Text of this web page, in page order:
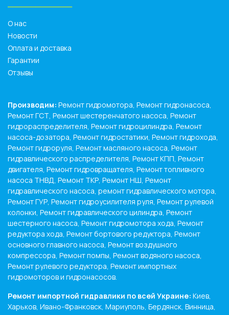
О нас
Новости
Оплата и доставка
Гарантии
Отзывы
Производим: Ремонт гидромотора, Ремонт гидронасоса,
Ремонт ГСТ, Ремонт шестеренчатого насоса, Ремонт
гидрораспределителя, Ремонт гидроцилиндра, Ремонт
насоса-дозатора, Ремонт гидростатики, Ремонт гидрохода,
Ремонт гидроруля, Ремонт масляного насоса, Ремонт
гидравлического распределителя, Ремонт КПП, Ремонт
двигателя, Ремонт гидровращателя, Ремонт топливного
насоса ТНВД, Ремонт ТКР, Ремонт НШ, Ремонт
гидравлического насоса, ремонт гидравлического мотора,
Ремонт ГУР, Ремонт гидроусилителя руля, Ремонт рулевой
колонки, Ремонт гидравлического цилиндра, Ремонт
шестерного насоса, Ремонт гидромотора хода, Ремонт
редуктора хода, Ремонт бортового редуктора, Ремонт
основного главного насоса, Ремонт воздушного
компрессора, Ремонт помпы, Ремонт водяного насоса,
Ремонт рулевого редуктора, Ремонт импортных
гидромоторов и гидронасосов.
Ремонт импортной гидравлики по всей Украине: Киев,
Харьков, Ивано-Франковск, Мариуполь, Бердянск, Винница,